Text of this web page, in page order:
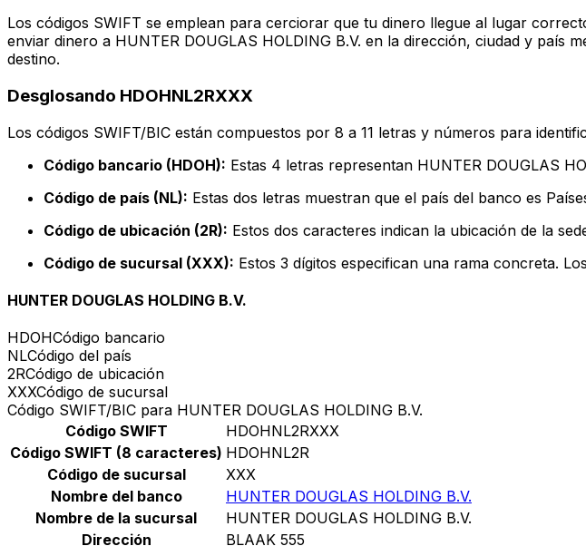
Los códigos SWIFT se emplean para cerciorar que tu dinero llegue al lugar
enviar dinero a HUNTER DOUGLAS HOLDING B.V. en la dirección, ciudad y país
destino.
Desglosando HDOHNL2RXXX
Los códigos SWIFT/BIC están compuestos por 8 a 11 letras y números para
Código bancario (HDOH): Estas 4 letras representan HUNTER DOUGLAS
Código de país (NL): Estas dos letras muestran que el país del banco es
Código de ubicación (2R): Estos dos caracteres indican la ubicación de la
Código de sucursal (XXX): Estos 3 dígitos especifican una rama concreta.
HUNTER DOUGLAS HOLDING B.V.
HDOHCódigo bancario
NLCódigo del país
2RCódigo de ubicación
XXXCódigo de sucursal
Código SWIFT/BIC para HUNTER DOUGLAS HOLDING B.V.
Código SWIFT
HDOHNL2RXXX
Código SWIFT (8 caracteres) HDOHNL2R
Código de sucursal
XXX
Nombre del banco
HUNTER DOUGLAS HOLDING B.V.
Nombre de la sucursal
HUNTER DOUGLAS HOLDING B.V.
Dirección
BLAAK 555